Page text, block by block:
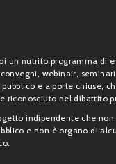
un nutrito programma di
webinair,
e a porte chiuse,
riconosciuto nel dibattito
indipendente che
e non è organo di